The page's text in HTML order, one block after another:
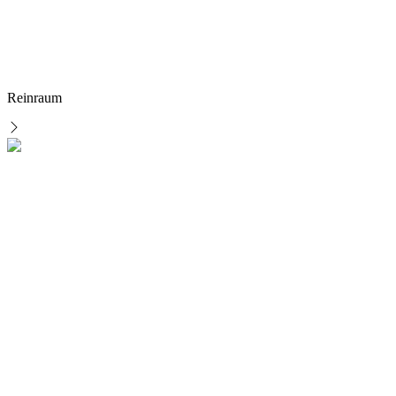
Reinraum